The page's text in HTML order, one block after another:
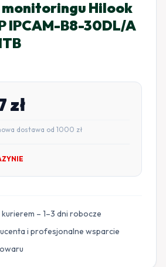
Hilook
IPCAM-B8-30DL/A
zł
dostawa od 1000 zł
– 1–3 dni robocze
i profesjonalne wsparcie